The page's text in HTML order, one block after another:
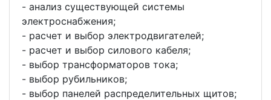
- анализ существующей системы
электроснабжения;
- расчет и выбор электродвигателей;
- расчет и выбор силового кабеля;
- выбор трансформаторов тока;
- выбор рубильников;
- выбор панелей распределительных щитов;